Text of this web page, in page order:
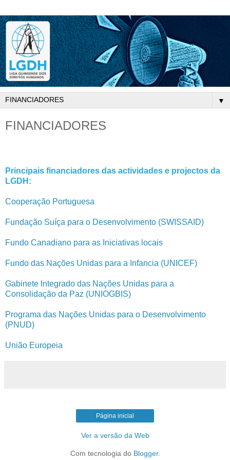
▼
FINANCIADORES
Principais financiadores das actividades e projectos da
LGDH:
Cooperação Portuguesa
Fundação Suíça para o Desenvolvimento (SWISSAID)
Fundo Canadiano para as Iniciativas locais
Fundo das Nações Unidas para a Infancia (UNICEF)
Gabinete Integrado das Nações Unidas para a
Consolidação da Paz (UNIOGBIS)
Programa das Nações Unidas para o Desenvolvimento
(PNUD)
União Europeia
Página inicial
Ver a versão da Web
Com tecnologia do Blogger.